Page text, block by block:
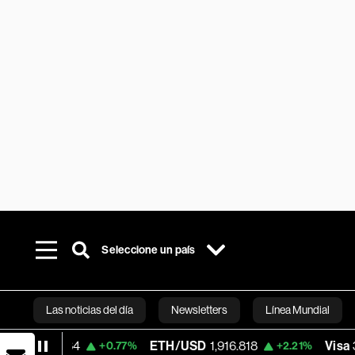
Seleccione un país
Las noticias del día Newsletters Línea Mundial
Bloomberg
+0.77% ETH/USD 1,916.818 +2.21% Visa 368.60 -